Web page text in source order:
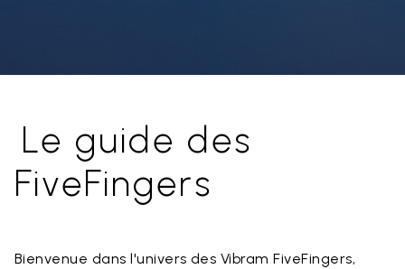
Le guide des
FiveFingers
Bienvenue dans l'univers des Vibram FiveFingers,